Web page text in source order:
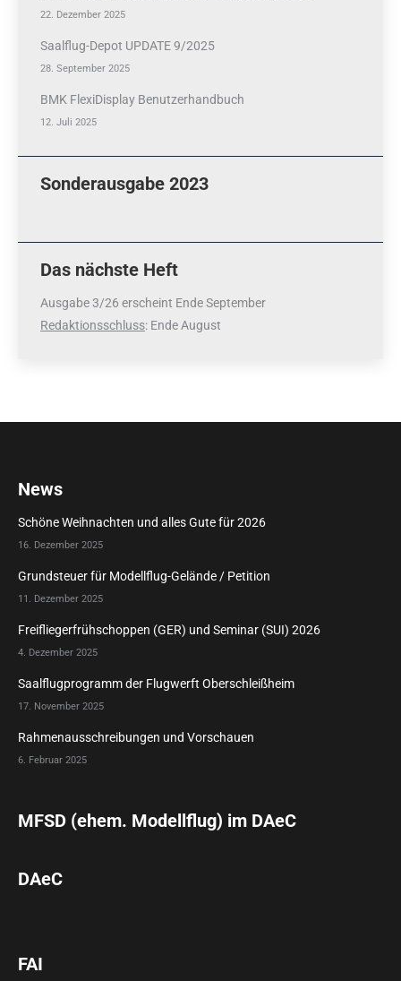
22. Dezember 2025
Saalflug-Depot UPDATE 9/2025
28. September 2025
BMK FlexiDisplay Benutzerhandbuch
12. Juli 2025
Sonderausgabe 2023
Das nächste Heft
Ausgabe 3/26 erscheint Ende September
Redaktionsschluss: Ende August
News
Schöne Weihnachten und alles Gute für 2026
16. Dezember 2025
Grundsteuer für Modellflug-Gelände / Petition
11. Dezember 2025
Freifliegerfrühschoppen (GER) und Seminar (SUI) 2026
4. Dezember 2025
Saalflugprogramm der Flugwerft Oberschleißheim
17. November 2025
Rahmenausschreibungen und Vorschauen
6. Februar 2025
MFSD (ehem. Modellflug) im DAeC
DAeC
FAI